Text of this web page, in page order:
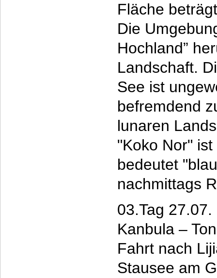
Fläche
Die
Hochland”
Landschaft.
See ist
befremdend
lunaren
"Koko Nor"
bedeutet
nachmittags
03.Tag
Kanbula –
Fahrt nach
Stausee am